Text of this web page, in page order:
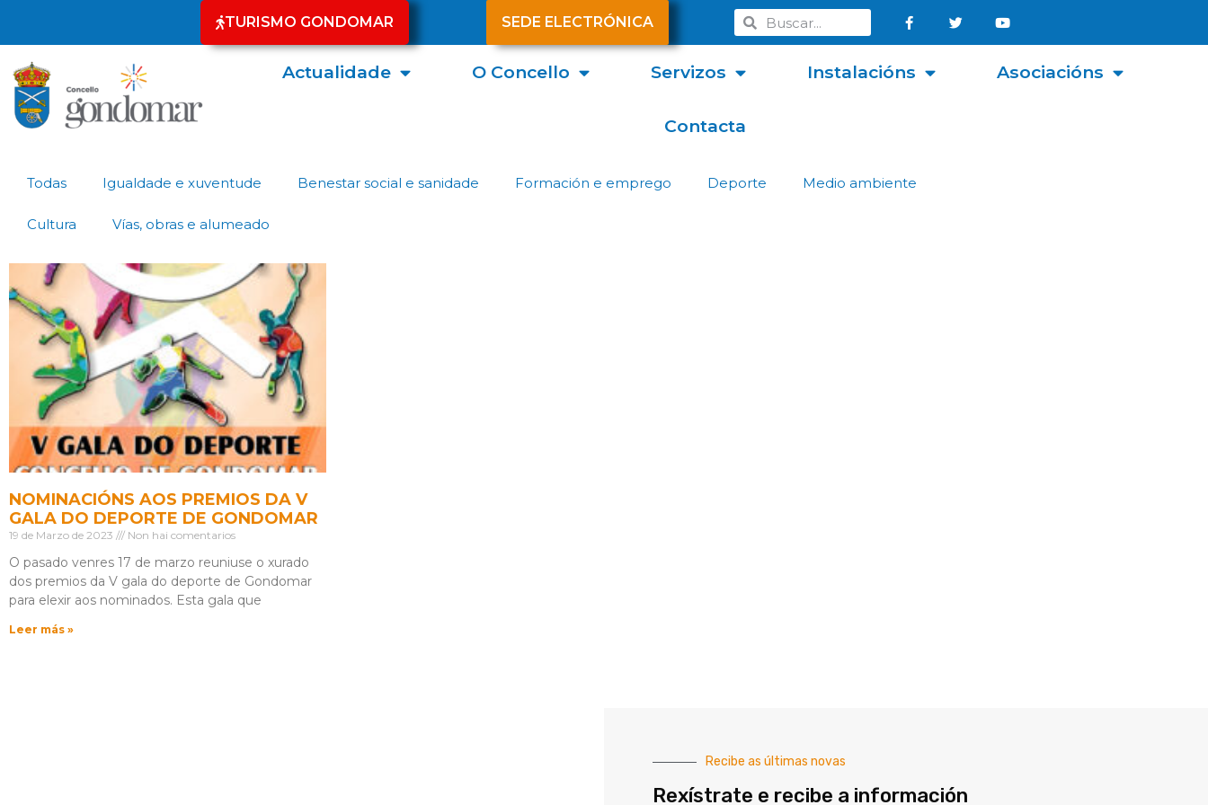
TURISMO GONDOMAR SEDE ELECTRÓNICA
Actualidade O Concello Servizos Instalacións Asociacións
Contacta
Todas Igualdade e xuventude Benestar social e sanidade Formación e emprego Deporte Medio ambiente
Cultura Vías, obras e alumeado
NOMINACIÓNS AOS PREMIOS DA V
GALA DO DEPORTE DE GONDOMAR
19 de Marzo de 2023 Non hai comentarios
O pasado venres 17 de marzo reuniuse o xurado
dos premios da V gala do deporte de Gondomar
para elexir aos nominados. Esta gala que
Leer más »
Recibe as últimas novas
Rexístrate e recibe a información